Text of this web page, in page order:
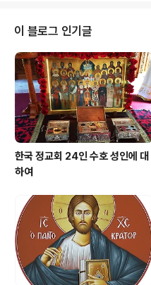
은 수년 동안 철야 예배와 금식, 기도에
였다. 아버지가 죽은 후, 가진 것을 모두
나누어 주고, 그 후로 자선을 베푸는 일
미덕이 되었다. 그리고 하느님으로부터
을 베푸는 능력을 통해 사람들에게 하느
주었다. 미라(Myra)의 주교 성인이..
이 블로그 인기글
한국 정교회 24인 수호 성인에 대
하여